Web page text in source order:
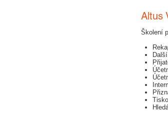
Altus
​​Školení